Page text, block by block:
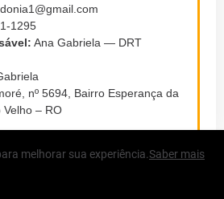
1295
Ana Gabriela — DRT
nº 5694, Bairro Esperança da
– RO
melhorar sua experiência.Saber mais